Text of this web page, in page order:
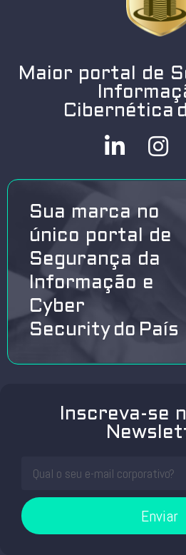
Maior portal de
Cibernética
Sua marca no
único portal de
Segurança da
Informação e
Cyber
Security do País
Inscreva-se
Enviar